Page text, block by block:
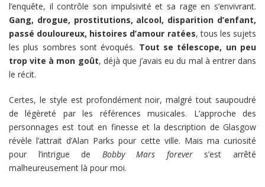
l’enquête, il contrôle son impulsivité et sa rage en s’envivrant.
Gang, drogue, prostitutions, alcool, disparition d’enfant,
passé douloureux, histoires d’amour ratées, tous les sujets
les plus sombres sont évoqués. Tout se télescope, un peu
trop vite à mon goût, déjà que j’avais eu du mal à entrer dans
le récit.
Certes, le style est profondément noir, malgré tout saupoudré
de légèreté par les références musicales. L’approche des
personnages est tout en finesse et la description de Glasgow
révèle l’attrait d’Alan Parks pour cette ville. Mais ma curiosité
pour l’intrigue de Bobby Mars forevers’est arrêté
malheureusement là pour moi.